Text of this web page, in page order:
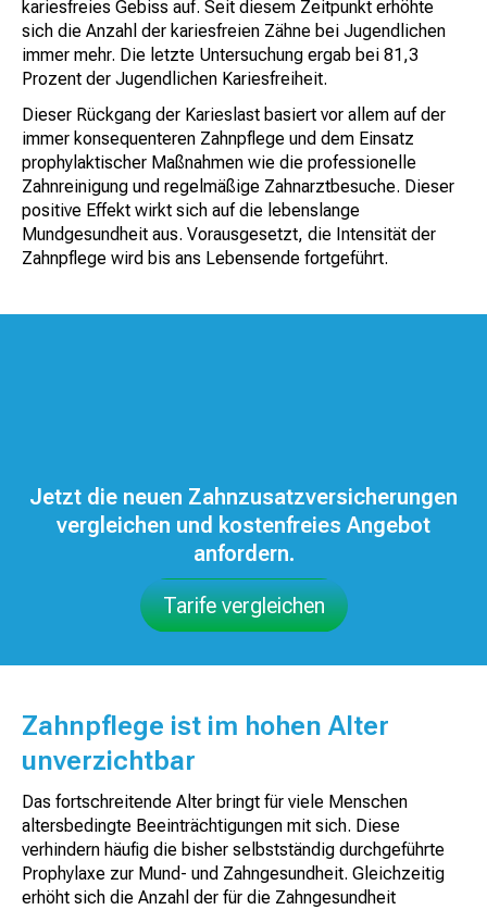
kariesfreies Gebiss auf. Seit diesem Zeitpunkt erhöhte
sich die Anzahl der kariesfreien Zähne bei Jugendlichen
immer mehr. Die letzte Untersuchung ergab bei 81,3
Prozent der Jugendlichen Kariesfreiheit.
Dieser Rückgang der Karieslast basiert vor allem auf der
immer konsequenteren Zahnpflege und dem Einsatz
prophylaktischer Maßnahmen wie die professionelle
Zahnreinigung und regelmäßige Zahnarztbesuche. Dieser
positive Effekt wirkt sich auf die lebenslange
Mundgesundheit aus. Vorausgesetzt, die Intensität der
Zahnpflege wird bis ans Lebensende fortgeführt.
Jetzt die neuen Zahnzusatzversicherungen
vergleichen und kostenfreies Angebot
anfordern.
Tarife vergleichen
Zahnpflege ist im hohen Alter
unverzichtbar
Das fortschreitende Alter bringt für viele Menschen
altersbedingte Beeinträchtigungen mit sich. Diese
verhindern häufig die bisher selbstständig durchgeführte
Prophylaxe zur Mund- und Zahngesundheit. Gleichzeitig
erhöht sich die Anzahl der für die Zahngesundheit